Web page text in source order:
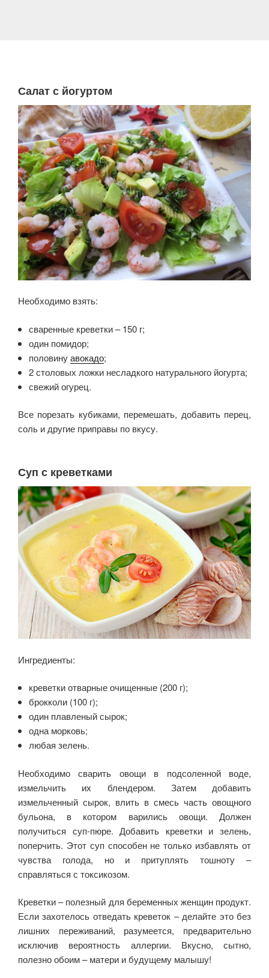
Салат с йогуртом
Необходимо взять:
сваренные креветки – 150 г;
один помидор;
половинуавокадо;
2 столовых ложки несладкого натурального йогурта;
свежий огурец.
Все порезать кубиками, перемешать, добавить перец,
соль и другие приправы по вкусу.
Суп с креветками
Ингредиенты:
креветки отварные очищенные (200 г);
брокколи (100 г);
один плавленый сырок;
одна морковь;
любая зелень.
Необходимо сварить овощи в подсоленной воде,
измельчить их блендером. Затем добавить
измельченный сырок, влить в смесь часть овощного
бульона, в котором варились овощи. Должен
получиться суп-пюре. Добавить креветки и зелень,
поперчить. Этот суп способен не только избавлять от
чувства голода, но и притуплять тошноту –
справляться с токсикозом.
Креветки – полезный для беременных женщин продукт.
Если захотелось отведать креветок – делайте это без
лишних переживаний, разумеется, предварительно
исключив вероятность аллергии. Вкусно, сытно,
полезно обоим – матери и будущему малышу!